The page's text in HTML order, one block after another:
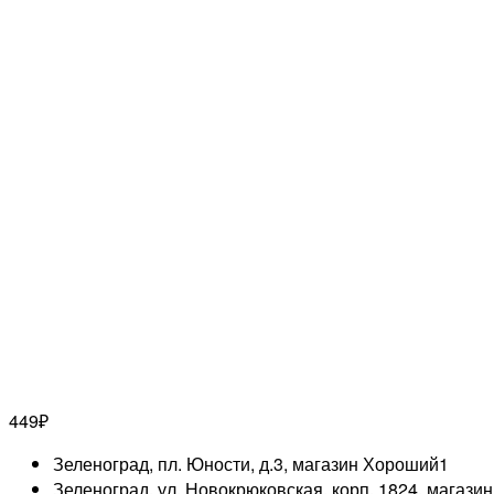
449₽
Зеленоград, пл. Юности, д.3, магазин Хороший1